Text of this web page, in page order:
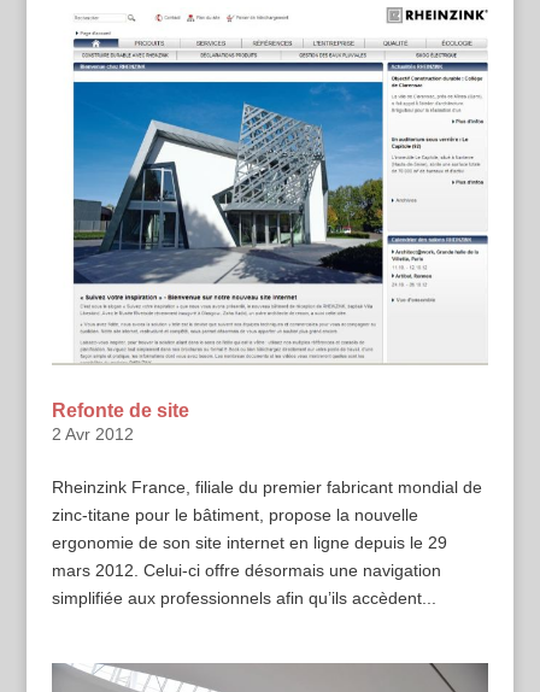
Refonte de site
2 Avr 2012
Rheinzink France, filiale du premier fabricant mondial de
zinc-titane pour le bâtiment, propose la nouvelle
ergonomie de son site internet en ligne depuis le 29
mars 2012. Celui-ci offre désormais une navigation
simplifiée aux professionnels afin qu’ils accèdent...